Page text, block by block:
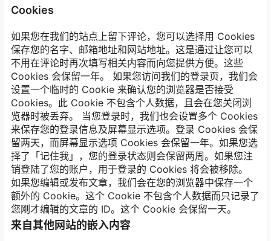
Cookies
如果您在我们的站点上留下评论，您可以选择用 Cookies
保存您的名字、邮箱地址和网站地址。这是通过让您可以
不用在评论时再次填写相关内容而向您提供方便。这些
Cookies 会保留一年。 如果您访问我们的登录页，我们会
设置一个临时的 Cookie 来确认您的浏览器是否接受
Cookies。此 Cookie 不包含个人数据，且会在您关闭浏
览器时被丢弃。 当您登录时，我们也会设置多个 Cookies
来保存您的登录信息及屏幕显示选项。登录 Cookies 会保
留两天，而屏幕显示选项 Cookies 会保留一年。如果您选
择了「记住我」，您的登录状态则会保留两周。如果您注
销登陆了您的账户，用于登录的 Cookies 将会被移除。
如果您编辑或发布文章，我们会在您的浏览器中保存一个
额外的 Cookie。这个 Cookie 不包含个人数据而只记录了
您刚才编辑的文章的 ID。这个 Cookie 会保留一天。
来自其他网站的嵌入内容